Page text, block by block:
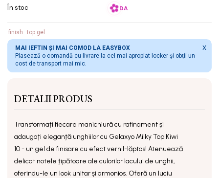
În stoc
DA
finish top gel
MAI IEFTIN ȘI MAI COMOD LA EASYBOX
Plasează o comandă cu livrare la cel mai apropiat locker și obții un
cost de transport mai mic.
X
DETALII PRODUS
Transformați fiecare manichiură cu rafinament și
adaugați eleganță unghiilor cu Gelaxyo Milky Top Kiwi
10- un gel de finisare cu efect vernil-lăptos! Atenuează
delicat notele țipătoare ale culorilor lacului de unghii,
oferindu-le un look unitar și armonios. Oferă un luciu